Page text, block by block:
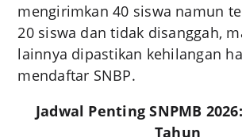
mengirimkan 40 siswa namun
20 siswa dan tidak disanggah,
lainnya dipastikan kehilangan
mendaftar SNBP.
Jadwal Penting SNPMB
Tahun